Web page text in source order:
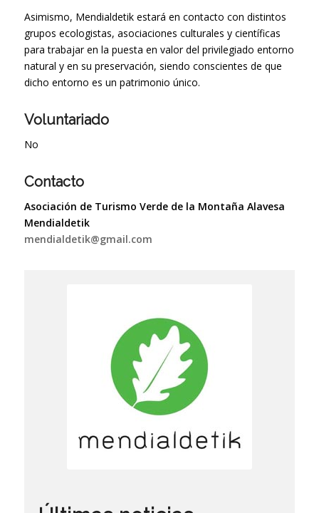
Asimismo, Mendialdetik estará en contacto con distintos
grupos ecologistas, asociaciones culturales y científicas
para trabajar en la puesta en valor del privilegiado entorno
natural y en su preservación, siendo conscientes de que
dicho entorno es un patrimonio único.
Voluntariado
No
Contacto
Asociación de Turismo Verde de la Montaña Alavesa
Mendialdetik
mendialdetik@gmail.com